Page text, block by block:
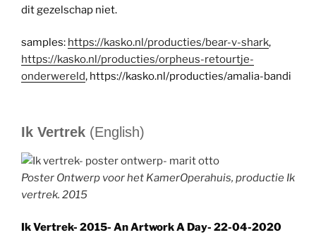
dit gezelschap niet.
samples: https://kasko.nl/producties/bear-v-shark,
https://kasko.nl/producties/orpheus-retourtje-
onderwereld, https://kasko.nl/producties/amalia-bandi
Ik Vertrek (English)
Poster Ontwerp voor het KamerOperahuis, productie Ik
vertrek. 2015
Ik Vertrek- 2015- An Artwork A Day- 22-04-2020